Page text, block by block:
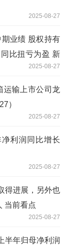
2025-08-27
业绩 股权持有
比扭亏为盈 新
2025-08-27
运输上市公司龙
）
2025-08-27
利润同比增长
2025-08-27
得进展，另外也
当前看点
2025-08-27
半年归母净利润